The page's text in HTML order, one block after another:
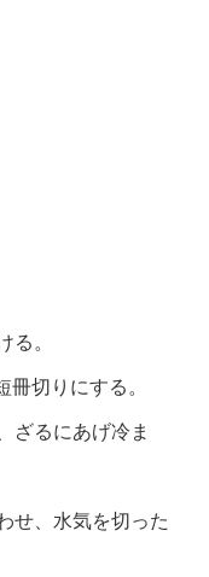
る。
切りにする。
るにあげ冷ま
せ、水気を切った